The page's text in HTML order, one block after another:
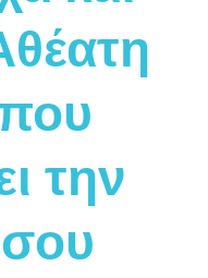
την